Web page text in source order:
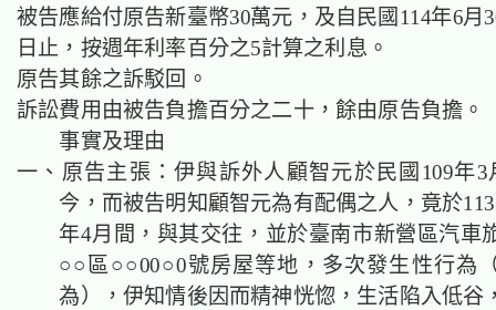
被告應給付原告新臺幣30萬元，及自 民國114年6月
日止，按週年利率百分之5計算之利息。
原告其餘之訴駁回。
訴訟費用由被告負擔百分之二十，餘由原告負擔。
事實及理由
一、原告主張：伊與訴外人顧智元於民國109年3
今，而被告明知顧智元為有配偶之人，竟於
年4月間，與其交往，並於臺南市新營區汽車
○○區○○00○0號房屋等地，多次發生性行為
為），伊知情後因而精神恍惚，生活陷入低谷